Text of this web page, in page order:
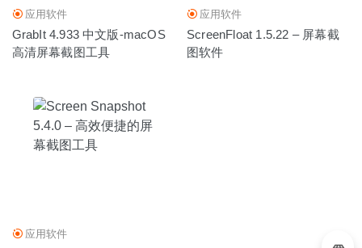
应用软件
GrabIt 4.933 中文版-macOS
高清屏幕截图工具
应用软件
ScreenFloat 1.5.22 – 屏幕截
图软件
应用软件